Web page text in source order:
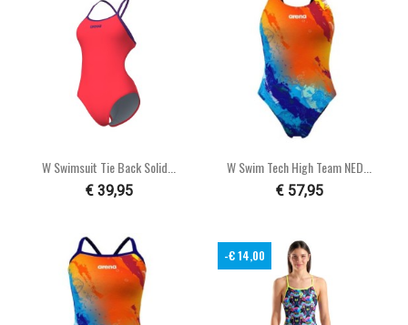
W Swimsuit Tie Back Solid...
€ 39,95
W Swim Tech High Team NED...
€ 57,95
-€ 14,00